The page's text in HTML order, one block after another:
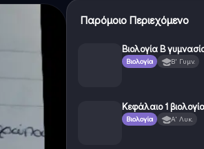
Παρόμοιο Περιεχόμενο
Βιολογία Β
Βιολογία Β' Γυμν.
Κεφάλαιο 1
Βιολογία Α' Λυκ.